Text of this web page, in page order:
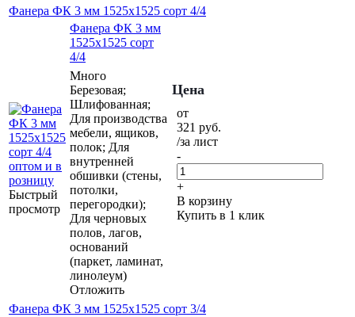
Фанера ФК 3 мм 1525х1525 сорт 4/4
Быстрый
просмотр
Фанера ФК 3 мм
1525х1525 сорт
4/4
Много
Березовая;
Шлифованная;
Для производства
мебели, ящиков,
полок; Для
внутренней
обшивки (стены,
потолки,
перегородки);
Для черновых
полов, лагов,
оснований
(паркет, ламинат,
линолеум)
Отложить
Цена
от
321 руб.
/за лист
-
+
В корзину
Купить в 1 клик
Фанера ФК 3 мм 1525х1525 сорт 3/4